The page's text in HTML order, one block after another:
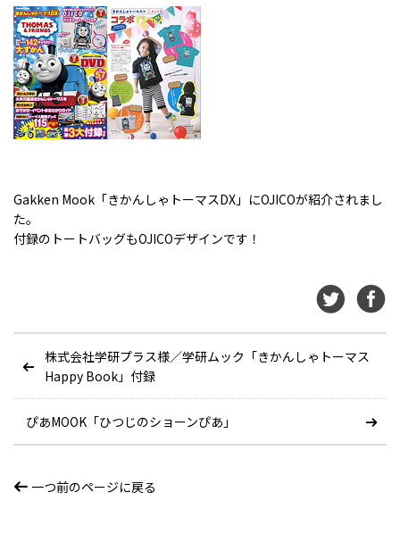
Gakken Mook「きかんしゃトーマスDX」にOJICOが紹介されまし
た。
付録のトートバッグもOJICOデザインです！
株式会社学研プラス様／学研ムック「きかんしゃトーマス
Happy Book」付録
ぴあMOOK「ひつじのショーンぴあ」
一つ前のページに戻る